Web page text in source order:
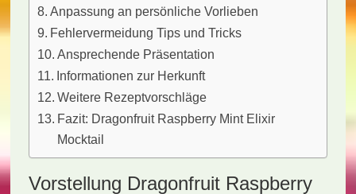
Anpassung an persönliche Vorlieben
Fehlervermeidung Tips und Tricks
Ansprechende Präsentation
Informationen zur Herkunft
Weitere Rezeptvorschläge
Fazit: Dragonfruit Raspberry Mint Elixir
Mocktail
Vorstellung Dragonfruit Raspberry